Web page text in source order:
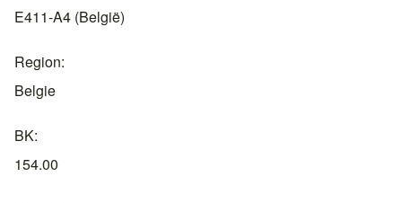
E411-A4 (België)
Region
Belgie
BK
154.00